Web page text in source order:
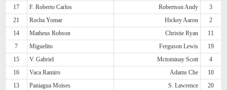
17
F. Roberto Carlos Robertson Andy
3
21
Rocha Yomar Hickey Aaron
2
14
Matheus Robson Christie Ryan
11
7
Miguelito Ferguson Lewis
19
15
V. Gabriel Mctominay Scott
4
16
Vaca Ramiro Adams Che
10
13
Paniagua Moises S. Lawrence
20